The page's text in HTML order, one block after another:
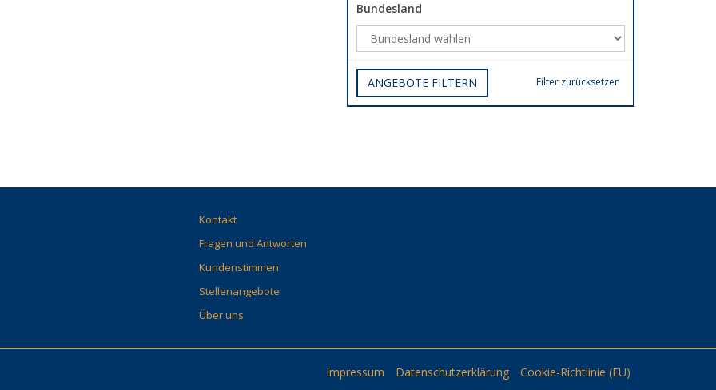
Bundesland
Filter zurücksetzen
ANGEBOTE FILTERN
Kontakt
Fragen und Antworten
Kundenstimmen
Stellenangebote
Über uns
Impressum Datenschutzerklärung Cookie-Richtlinie (EU)